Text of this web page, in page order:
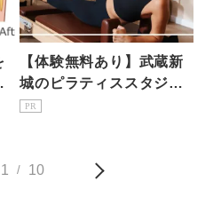
【体験無料あり】武蔵新
城のピラティススタジオ7
選｜初心者・女性専用を
PR
1 / 10